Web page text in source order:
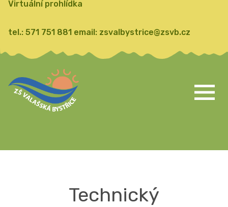
Virtuální prohlídka
tel.: 571 751 881 email: zsvalbystrice@zsvb.cz
Technický